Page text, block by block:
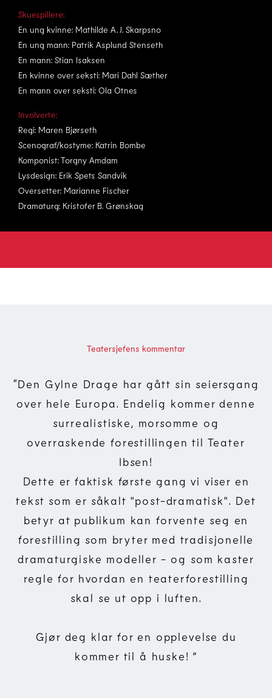
Skuespillere:
En ung kvinne: Mathilde A. J. Skarpsno
En ung mann: Patrik Asplund Stenseth
En mann: Stian Isaksen
En kvinne over seksti: Mari Dahl Sæther
En mann over seksti: Ola Otnes
Involverte:
Regi: Maren Bjørseth
Scenograf/kostyme: Katrin Bombe
Komponist: Torgny Amdam
Lysdesign: Erik Spets Sandvik
Oversetter: Marianne Fischer
Dramaturg: Kristofer B. Grønskag
Teatersjefens kommentar
“Den Gylne Drage har gått sin seiersgang
over hele Europa. Endelig kommer denne
surrealistiske, morsomme og
overraskende forestillingen til Teater
Ibsen!
Dette er faktisk første gang vi viser en
tekst som er såkalt "post-dramatisk". Det
betyr at publikum kan forvente seg en
forestilling som bryter med tradisjonelle
dramaturgiske modeller - og som kaster
regle for hvordan en teaterforestilling
skal se ut opp i luften.
Gjør deg klar for en opplevelse du
kommer til å huske!”